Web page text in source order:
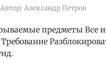
Автор: Александр Петров
предметы Все